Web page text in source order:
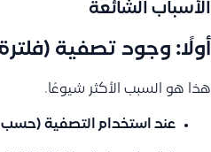
الأسباب الشائعة
أولًا: وجود تصفية
هذا هو السبب الأكثر شيوعًا.
عند استخدام التصفية (حسب